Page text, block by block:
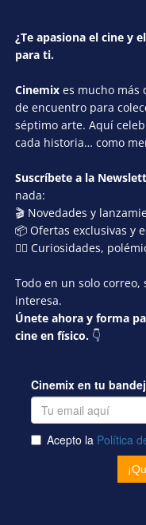
¿Te apasiona el cine y
para ti.
Cinemix es mucho más
de encuentro para
séptimo arte. Aquí
cada historia… como
Suscríbete a la
nada:
🎬 Novedades y
📦 Ofertas exclusivas y
🕵️‍♂️ Curiosidades,
Todo en un solo
interesa.
Únete ahora y forma
cine en físico. 👇